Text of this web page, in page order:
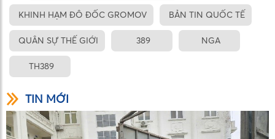
KHINH HẠM ĐÔ ĐỐC GROMOV BẢN TIN QUỐC TẾ
QUÂN SỰ THẾ GIỚI 389 NGA
TH389
TIN MỚI